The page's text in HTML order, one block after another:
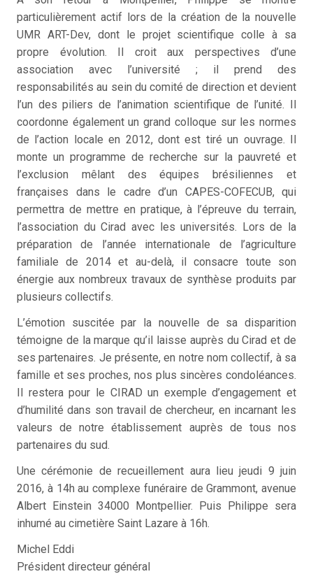
particulièrement actif lors de la création de la nouvelle
UMR ART-Dev, dont le projet scientifique colle à sa
propre évolution. Il croit aux perspectives d’une
association avec l’université ; il prend des
responsabilités au sein du comité de direction et devient
l’un des piliers de l’animation scientifique de l’unité. Il
coordonne également un grand colloque sur les normes
de l’action locale en 2012, dont est tiré un ouvrage. Il
monte un programme de recherche sur la pauvreté et
l’exclusion mêlant des équipes brésiliennes et
françaises dans le cadre d’un CAPES-COFECUB, qui
permettra de mettre en pratique, à l’épreuve du terrain,
l’association du Cirad avec les universités. Lors de la
préparation de l’année internationale de l’agriculture
familiale de 2014 et au-delà, il consacre toute son
énergie aux nombreux travaux de synthèse produits par
plusieurs collectifs.
L’émotion suscitée par la nouvelle de sa disparition
témoigne de la marque qu’il laisse auprès du Cirad et de
ses partenaires. Je présente, en notre nom collectif, à sa
famille et ses proches, nos plus sincères condoléances.
Il restera pour le CIRAD un exemple d’engagement et
d’humilité dans son travail de chercheur, en incarnant les
valeurs de notre établissement auprès de tous nos
partenaires du sud.
Une cérémonie de recueillement aura lieu jeudi 9 juin
2016, à 14h au complexe funéraire de Grammont, avenue
Albert Einstein 34000 Montpellier. Puis Philippe sera
inhumé au cimetière Saint Lazare à 16h.
Michel Eddi
Président directeur général